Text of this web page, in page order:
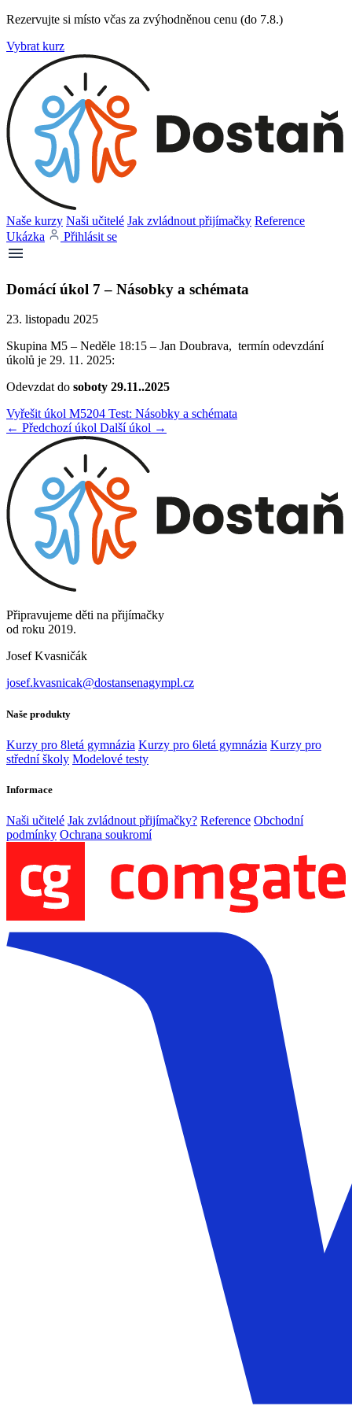
Rezervujte si místo včas za zvýhodněnou cenu (do 7.8.)
Vybrat kurz
Naše kurzy Naši učitelé Jak zvládnout přijímačky Reference
Ukázka
Přihlásit se
Domácí úkol 7 – Násobky a schémata
23. listopadu 2025
Skupina M5 – Neděle 18:15 – Jan Doubrava, termín odevzdání
úkolů je 29. 11. 2025:
Odevzdat do soboty 29.11..2025
Vyřešit úkol M5204 Test: Násobky a schémata
← Předchozí úkol Další úkol →
Připravujeme děti na přijímačky
od roku 2019.
Josef Kvasničák
josef.kvasnicak@dostansenagympl.cz
Naše produkty
Kurzy pro 8letá gymnázia Kurzy pro 6letá gymnázia Kurzy pro
střední školy Modelové testy
Informace
Naši učitelé Jak zvládnout přijímačky? Reference Obchodní
podmínky Ochrana soukromí